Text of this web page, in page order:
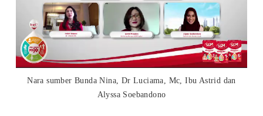
Nara sumber Bunda Nina, Dr Luciama, Mc, Ibu Astrid dan
Alyssa Soebandono